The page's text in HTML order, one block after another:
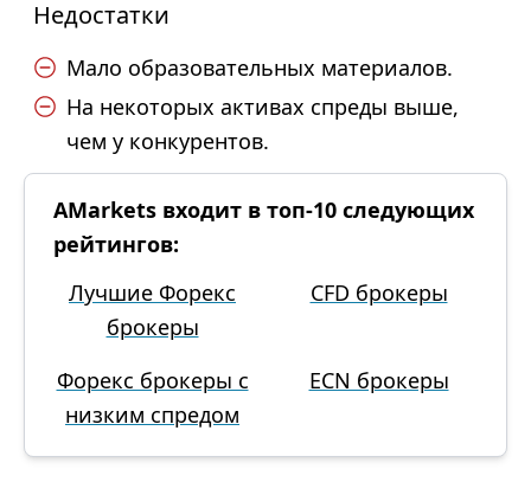
Недостатки
Мало образовательных материалов.
На некоторых активах спреды выше,
чем у конкурентов.
AMarkets входит в топ-10 следующих
рейтингов:
Лучшие Форекс
брокеры
CFD брокеры
Форекс брокеры с
низким спредом
ECN брокеры